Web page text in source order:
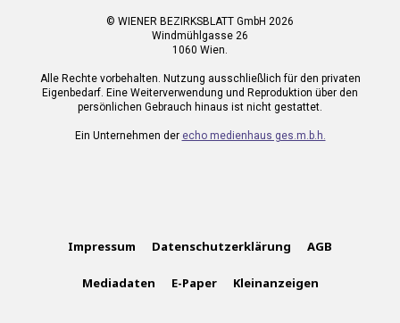
© WIENER BEZIRKSBLATT GmbH 2026
Windmühlgasse 26
1060 Wien.
Alle Rechte vorbehalten. Nutzung ausschließlich für den privaten
Eigenbedarf. Eine Weiterverwendung und Reproduktion über den
persönlichen Gebrauch hinaus ist nicht gestattet.
Ein Unternehmen der echo medienhaus ges.m.b.h.
Impressum Datenschutzerklärung AGB
Mediadaten E-Paper Kleinanzeigen